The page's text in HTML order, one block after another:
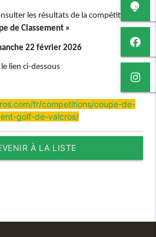
les résultats de la compétition
de Classement »
22 février 2026
lien ci-dessous
fr/competitions/coupe-de-
golf-de-valcros/
À LA LISTE